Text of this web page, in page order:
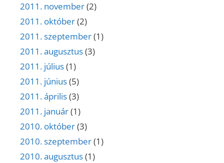
2011. november(2)
2011. október(2)
2011. szeptember(1)
2011. augusztus(3)
2011. július(1)
2011. június(5)
2011. április(3)
2011. január(1)
2010. október(3)
2010. szeptember(1)
2010. augusztus(1)